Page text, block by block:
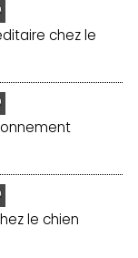
chez le
le chien